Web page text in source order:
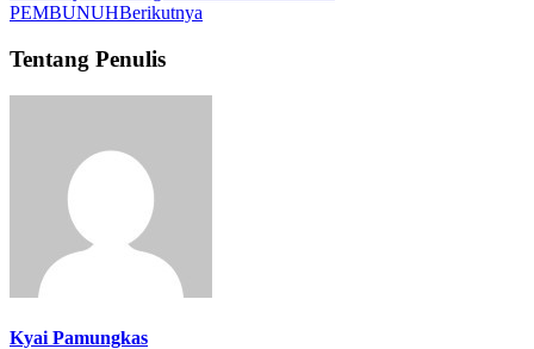
PEMBUNUHBerikutnya
Tentang Penulis
Kyai Pamungkas